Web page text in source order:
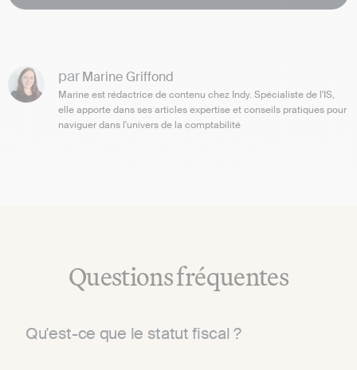
parMarine Griffond
Marine est rédactrice de contenu chez Indy. Spécialiste de l'IS,
elle apporte dans ses articles expertise et conseils pratiques pour
naviguer dans l'univers de la comptabilité
Questions fréquentes
Qu'est-ce que le statut fiscal ?